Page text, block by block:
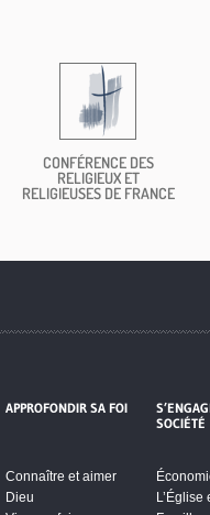
CONFÉRENCE DES
RELIGIEUX ET
RELIGIEUSES DE FRANCE
APPROFONDIR SA FOI
Connaître et aimer
Dieu
SOCIÉTÉ
L’Église